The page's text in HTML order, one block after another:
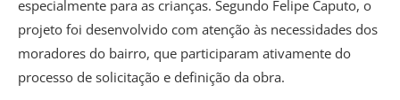
especialmente para as crianças. Segundo Felipe Caputo, o
projeto foi desenvolvido com atenção às necessidades dos
moradores do bairro, que participaram ativamente do
processo de solicitação e definição da obra.